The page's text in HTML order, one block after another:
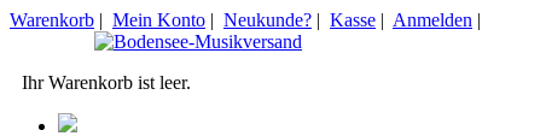
Warenkorb | Mein Konto | Neukunde? | Kasse | Anmelden |
Ihr Warenkorb ist leer.